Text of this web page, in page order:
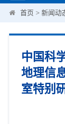
navigation
首页 >新闻动
中国科
地理信
室特别